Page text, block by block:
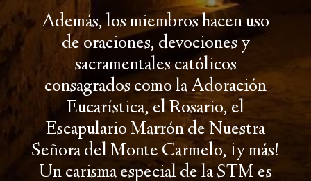
Además, los miembros hacen uso
de oraciones, devociones y
sacramentales católicos
consagrados como la Adoración
Eucarística, el Rosario, el
Escapulario Marrón de Nuestra
Señora del Monte Carmelo, ¡y más!
Un carisma especial de la STM es